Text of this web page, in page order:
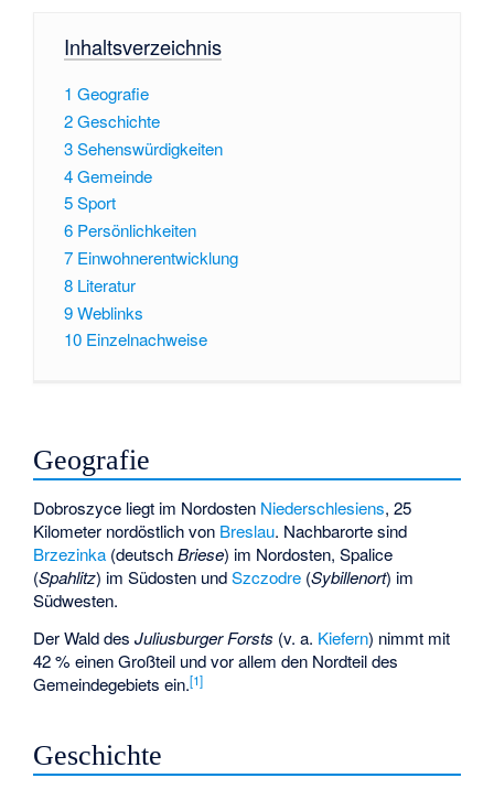
Inhaltsverzeichnis
1 Geografie
2Geschichte
3Sehenswürdigkeiten
4Gemeinde
5Sport
6 Persönlichkeiten
7 Einwohnerentwicklung
8 Literatur
9Weblinks
10 Einzelnachweise
Geografie
Dobroszyce liegt im Nordosten Niederschlesiens, 25
Kilometer nordöstlich von Breslau. Nachbarorte sind
Brzezinka (deutschBriese) im Nordosten, Spalice
(Spahlitz) im Südosten undSzczodre (Sybillenort) im
Südwesten.
Der Wald desJuliusburger Forsts (v. a. Kiefern) nimmt mit
42 % einen Großteil und vor allem den Nordteil des
Gemeindegebiets ein.[1]
Geschichte